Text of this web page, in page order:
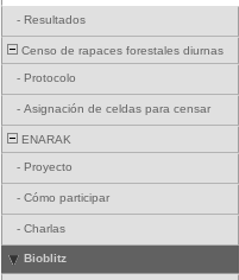
- Resultados
Censo de rapaces forestales diurnas
- Protocolo
- Asignación de celdas para censar
ENARAK
- Proyecto
- Cómo participar
- Charlas
Bioblitz